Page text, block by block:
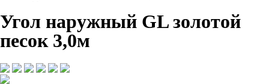
Угол наружный GL золотой
песок 3,0м